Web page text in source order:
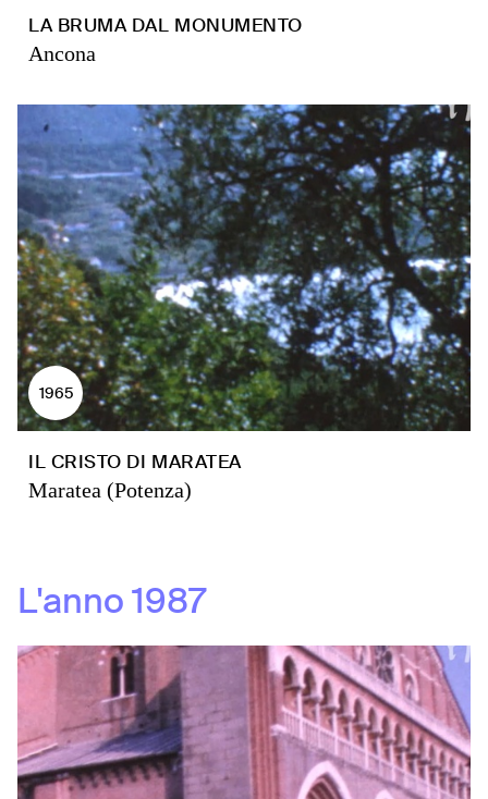
LA BRUMA DAL MONUMENTO
Ancona
1965
IL CRISTO DI MARATEA
Maratea (Potenza)
L'anno1987